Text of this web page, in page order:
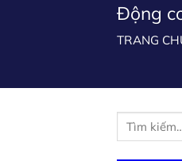
Động
TRANG
Tìm